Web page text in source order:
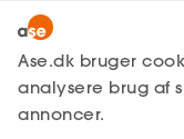
MitAse
Ase
Lønmodtager
Selvstændig
Selvstændig Få
Ase.dk bruger
analysere brug af
annoncer.